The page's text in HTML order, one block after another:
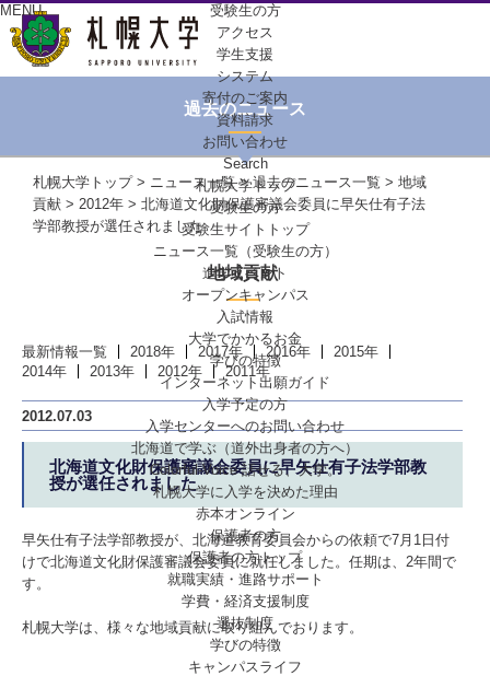
MENU
受験生の方
アクセス
学生支援
システム
寄付のご案内
資料請求
お問い合わせ
Search
札幌大学トップ
受験生の方
受験生サイトトップ
ニュース一覧（受験生の方）
進学イベント
オープンキャンパス
入試情報
大学でかかるお金
学びの特徴
インターネット出願ガイド
入学予定の方
入学センターへのお問い合わせ
北海道で学ぶ （道外出身者の方へ）
Colorful-Voice話せる、大学。
札幌大学に入学を決めた理由
赤本オンライン
保護者の方
保護者の方トップ
就職実績・進路サポート
学費・経済支援制度
選抜制度
学びの特徴
キャンパスライフ
過去のニュース
札幌大学トップ> ニュース一覧>過去のニュース一覧 > 地域
貢献 > 2012年 > 北海道文化財保護審議会委員に早矢仕有子法
学部教授が選任されました
地域貢献
最新情報一覧 2018年 2017年 2016年
2015年
2014年
2013年 2012年 2011年
2012.07.03
北海道文化財保護審議会委員に早矢仕有子法学部教
授が選任されました
早矢仕有子法学部教授が、北海道教育委員会からの依頼で7月1日付
けで北海道文化財保護審議会委員に就任しました。任期は、2年間で
す。
札幌大学は、様々な地域貢献に取り組んでおります。